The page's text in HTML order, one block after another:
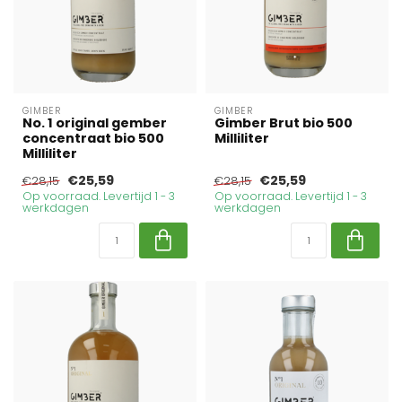
GIMBER
No. 1 original gember
concentraat bio 500
Milliliter
€28,15 €25,59
Op voorraad. Levertijd 1 - 3
werkdagen
GIMBER
Gimber Brut bio 500
Milliliter
€28,15 €25,59
Op voorraad. Levertijd 1 - 3
werkdagen